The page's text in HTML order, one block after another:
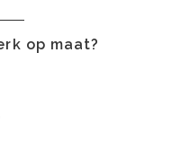
op maat?